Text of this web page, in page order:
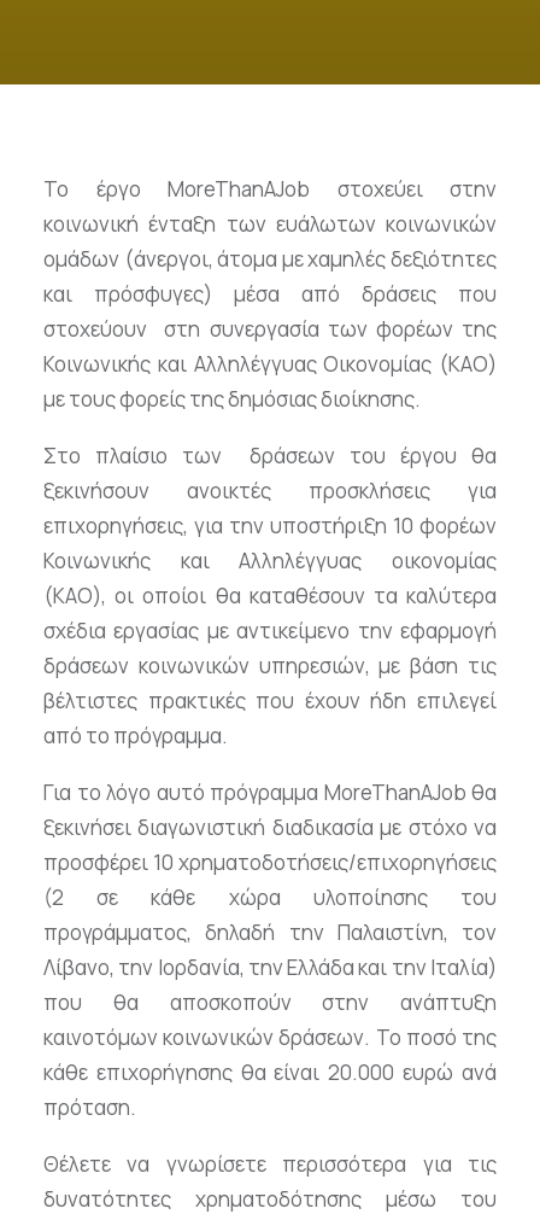
Το έργο MoreThanAJob στοχεύει στην
κοινωνική ένταξη των ευάλωτων κοινωνικών
ομάδων (άνεργοι, άτομα με χαμηλές δεξιότητες
και πρόσφυγες) μέσα από δράσεις που
στοχεύουν στη συνεργασία των φορέων της
Κοινωνικής και Αλληλέγγυας Οικονομίας (ΚΑΟ)
με τους φορείς της δημόσιας διοίκησης.
Στο πλαίσιο των δράσεων του έργου θα
ξεκινήσουν ανοικτές προσκλήσεις για
επιχορηγήσεις, για την υποστήριξη 10 φορέων
Κοινωνικής και Αλληλέγγυας οικονομίας
(ΚΑΟ), οι οποίοι θα καταθέσουν τα καλύτερα
σχέδια εργασίας με αντικείμενο την εφαρμογή
δράσεων κοινωνικών υπηρεσιών, με βάση τις
βέλτιστες πρακτικές που έχουν ήδη επιλεγεί
από το πρόγραμμα.
Για το λόγο αυτό πρόγραμμα MoreThanAJob θα
ξεκινήσει διαγωνιστική διαδικασία με στόχο να
προσφέρει 10 χρηματοδοτήσεις/επιχορηγήσεις
(2 σε κάθε χώρα υλοποίησης του
προγράμματος, δηλαδή την Παλαιστίνη, τον
Λίβανο, την Ιορδανία, την Ελλάδα και την Ιταλία)
που θα αποσκοπούν στην ανάπτυξη
καινοτόμων κοινωνικών δράσεων. Το ποσό της
κάθε επιχορήγησης θα είναι 20.000 ευρώ ανά
πρόταση.
Θέλετε να γνωρίσετε περισσότερα για τις
δυνατότητες χρηματοδότησης μέσω του